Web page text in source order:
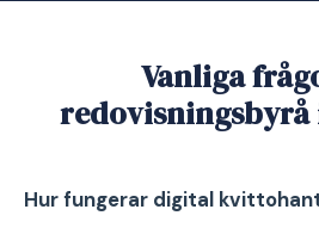
Vanliga
redovisningsbyrå
Hur fungerar digital